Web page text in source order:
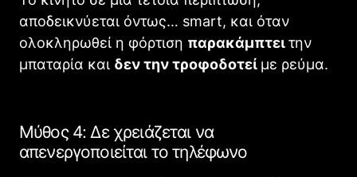
αποδεικνύεται όντως… smart, και όταν
ολοκληρωθεί η φόρτιση παρακάμπτειτην
μπαταρία και δεν την τροφοδοτεί με ρεύμα.
Μύθος 4: Δε χρειάζεται να
απενεργοποιείται το τηλέφωνο